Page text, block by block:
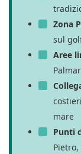
Zona
sul
Aree
mare
Punti